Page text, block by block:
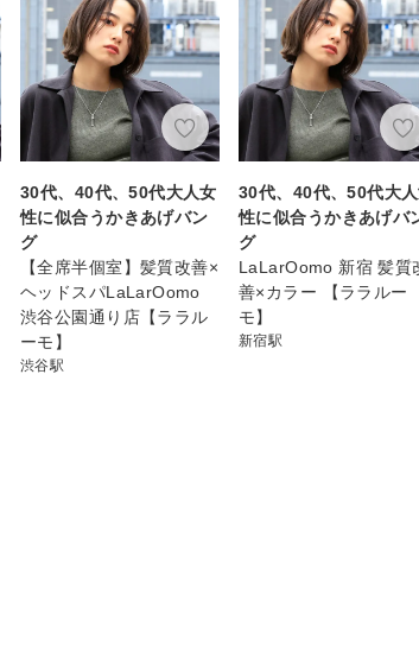
30代、40代、50代大人女
性に似合うかきあげバン
グ
【全席半個室】髪質改善×
ヘッドスパLaLarOomo
渋谷公園通り店【ララル
ーモ】
渋谷駅
30代、40代、50代大
性に似合うかきあげバ
グ
LaLarOomo 新宿 髪質
善×カラー 【ララルー
モ】
新宿駅